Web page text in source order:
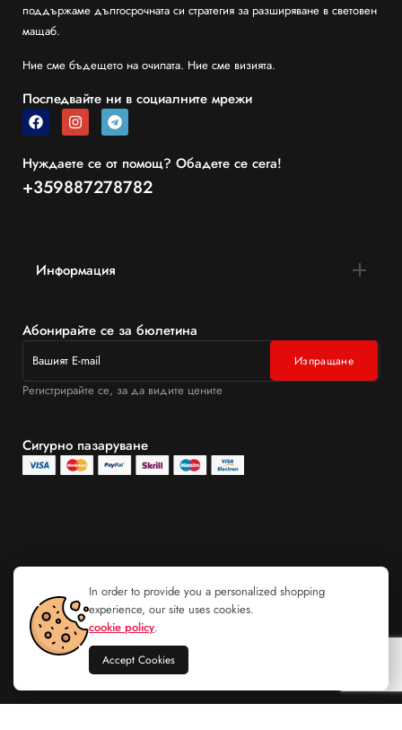
поддържаме дългосрочната си стратегия за разширяване в световен
мащаб.
Ние сме бъдещето на очилата. Ние сме визията.
Последвайте ни в социалните мрежи
Нуждаете се от помощ? Обадете се сега!
+359887278782
Информация
Абонирайте се за бюлетина
Регистрирайте се, за да видите цените
Сигурно пазаруване
In order to provide you a personalized shopping
experience, our site uses cookies.
cookie policy.
Accept Cookies